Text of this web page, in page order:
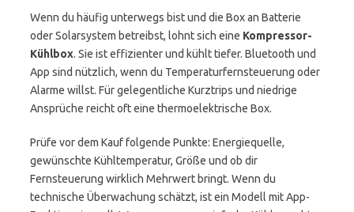
Wenn du häufig unterwegs bist und die Box an Batterie
oder Solarsystem betreibst, lohnt sich eine Kompressor-
Kühlbox. Sie ist effizienter und kühlt tiefer. Bluetooth und
App sind nützlich, wenn du Temperaturfernsteuerung oder
Alarme willst. Für gelegentliche Kurztrips und niedrige
Ansprüche reicht oft eine thermoelektrische Box.
Prüfe vor dem Kauf folgende Punkte: Energiequelle,
gewünschte Kühltemperatur, Größe und ob dir
Fernsteuerung wirklich Mehrwert bringt. Wenn du
technische Überwachung schätzt, ist ein Modell mit App-